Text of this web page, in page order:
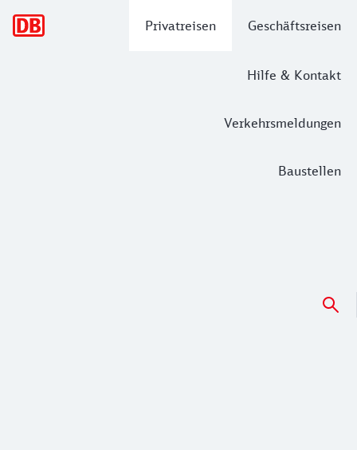
Privatreisen Geschäftsreisen
Hilfe & Kontakt
Verkehrsmeldungen
Baustellen